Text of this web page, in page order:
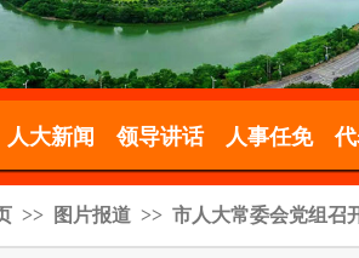
人大新闻 领导讲话 人事任免
>> 图片报道 >> 市人大常委会党组召